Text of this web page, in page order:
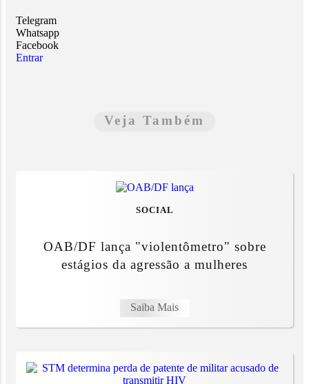
Telegram
Whatsapp
Facebook
Entrar
Veja Também
SOCIAL
OAB/DF lança "violentômetro" sobre
estágios da agressão a mulheres
Saiba Mais